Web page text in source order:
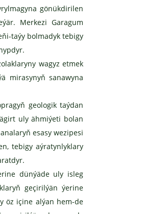
gönükdirilen
Merkezi Garagum
taýy bolmadyk tebigy
wagyz etmek
mirasynyň sanawyna
geologik taýdan
uly ähmiýeti bolan
esasy wezipesi
tebigy aýratynlyklary
dünýäde uly isleg
geçirilýän ýerine
öz içine alýan hem-de